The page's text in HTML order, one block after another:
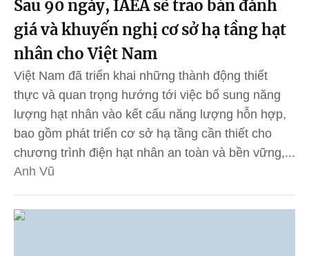
Sau 90 ngày, IAEA sẽ trao bản đánh
giá và khuyến nghị cơ sở hạ tầng hạt
nhân cho Việt Nam
Việt Nam đã triển khai những thành động thiết
thực và quan trọng hướng tới việc bổ sung năng
lượng hạt nhân vào kết cấu năng lượng hỗn hợp,
bao gồm phát triển cơ sở hạ tầng cần thiết cho
chương trình điện hạt nhân an toàn và bền vững,...
Anh Vũ